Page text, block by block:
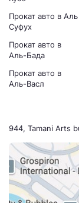
944, Tamani Arts
Прокат авто в Аль
Суфух
Прокат авто в
Аль-Бада
Прокат авто в
Аль-Васл